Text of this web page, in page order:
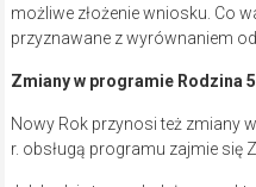
możliwe złożenie wniosku. Co
przyznawane z wyrównaniem
Zmiany w programie Rodzina
Nowy Rok przynosi też zmiany
r. obsługą programu zajmie się